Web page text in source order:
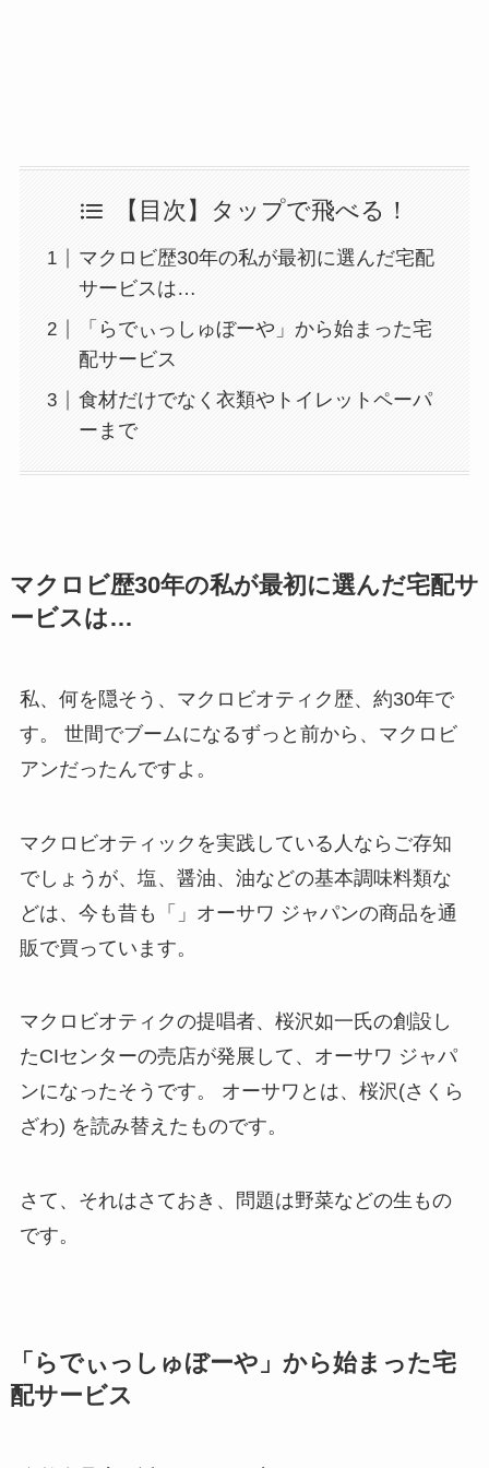
【目次】タップで飛べる！
マクロビ歴30年の私が最初に選んだ宅配
サービスは…
「らでぃっしゅぼーや」から始まった宅
配サービス
食材だけでなく衣類やトイレットペーパ
ーまで
マクロビ歴30年の私が最初に選んだ宅配サ
ービスは…
私、何を隠そう、マクロビオティク歴、約30年で
す。 世間でブームになるずっと前から、マクロビ
アンだったんですよ。
マクロビオティックを実践している人ならご存知
でしょうが、塩、醤油、油などの基本調味料類な
どは、今も昔も「」オーサワ ジャパンの商品を通
販で買っています。
マクロビオティクの提唱者、桜沢如一氏の創設し
たCIセンターの売店が発展して、オーサワ ジャパ
ンになったそうです。 オーサワとは、桜沢(さくら
ざわ) を読み替えたものです。
さて、それはさておき、問題は野菜などの生もの
です。
「らでぃっしゅぼーや」から始まった宅
配サービス